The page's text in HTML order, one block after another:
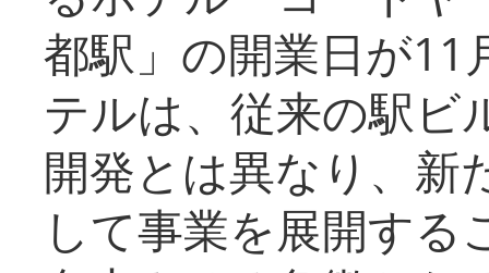
都駅」の開業日が11
テルは、従来の駅ビ
開発とは異なり、新
して事業を展開する